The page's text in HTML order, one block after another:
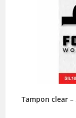
Tampon clear